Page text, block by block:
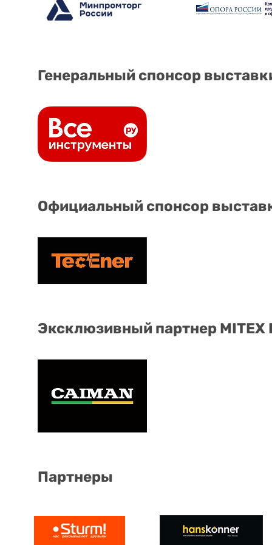
Генеральный спонсор
Официальный спонсор
Эксклюзивный партнер
Партнеры